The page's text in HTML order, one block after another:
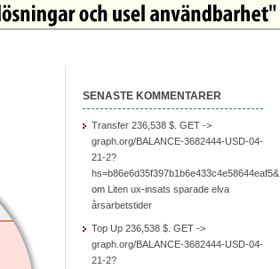
SENASTE KOMMENTARER
Transfer 236,538 $. GET ->
graph.org/BALANCE-3682444-USD-04-
21-2?
hs=b86e6d35f397b1b6e433c4e58644eaf5&
om Liten ux-insats sparade elva
årsarbetstider
Top Up 236,538 $. GET ->
graph.org/BALANCE-3682444-USD-04-
21-2?